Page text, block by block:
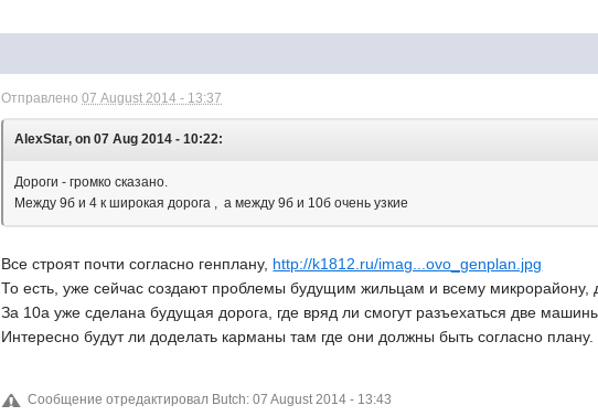
Отправлено07 August 2014 - 13:37
AlexStar, on 07 Aug 2014 - 10:22:
Дороги - громко сказано.
Между 9б и 4 к широкая дорога , а между 9б и 10б очень узкие
Все строят почти согласно генплану, http://k1812.ru/imag...ovo_genplan.jpg
То есть, уже сейчас создают проблемы будущим жильцам и всему микрорайону,
За 10а уже сделана будущая дорога, где вряд ли смогут разъехаться две
Интересно будут ли доделать карманы там где они должны быть согласно плану.
Сообщение отредактировал Butch: 07 August 2014 - 13:43